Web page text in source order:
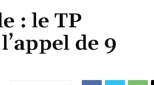
: le TP
de 9